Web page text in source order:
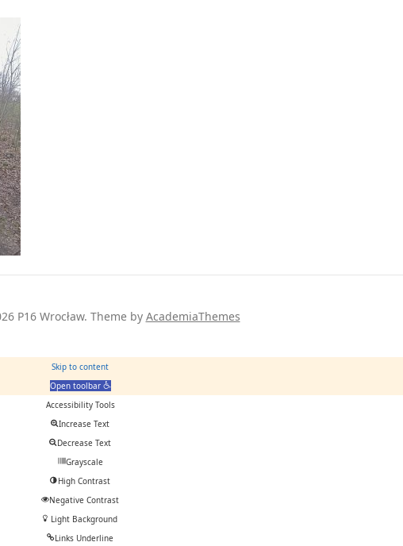
P16 Wrocław. Theme by AcademiaThemes
Skip to content
Open toolbar
Accessibility Tools
Increase Text
Decrease Text
Grayscale
High Contrast
Negative Contrast
Light Background
Links Underline